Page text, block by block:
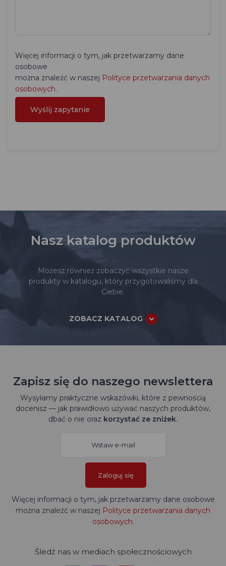
Więcej informacji o tym, jak przetwarzamy dane
osobowe
można znaleźć w naszej Polityce przetwarzania danych
osobowych.
Nasz katalog produktów
Możesz również zobaczyć wszystkie nasze
produkty w katalogu, który przygotowaliśmy dla
Ciebie.
ZOBACZ KATALOG
Zapisz się do naszego newslettera
Wysyłamy praktyczne wskazówki, które z pewnością
docenisz — jak prawidłowo używać naszych produktów,
dbać o nie oraz korzystać ze zniżek.
Zaloguj się
Więcej informacji o tym, jak przetwarzamy dane osobowe
można znaleźć w naszej Polityce przetwarzania danych
osobowych.
Śledź nas w mediach społecznościowych